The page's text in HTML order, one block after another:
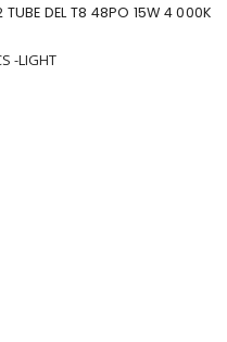
DEL T8 48PO 15W 4 000K
-LIGHT